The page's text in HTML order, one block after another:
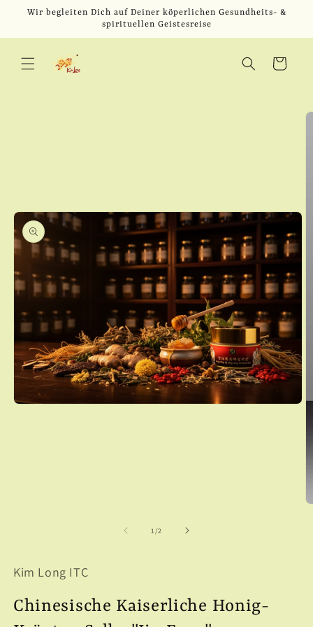
zum
Wir begleiten Dich auf Deiner köperlichen Gesundheits- &
spirituellen Geistesreise
Warenkorb
1 /von
2
Kim Long ITC
Chinesische Kaiserliche Honig-